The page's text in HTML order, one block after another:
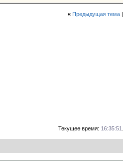
« Предыдущая тема|
Текущее время: 16:35:51